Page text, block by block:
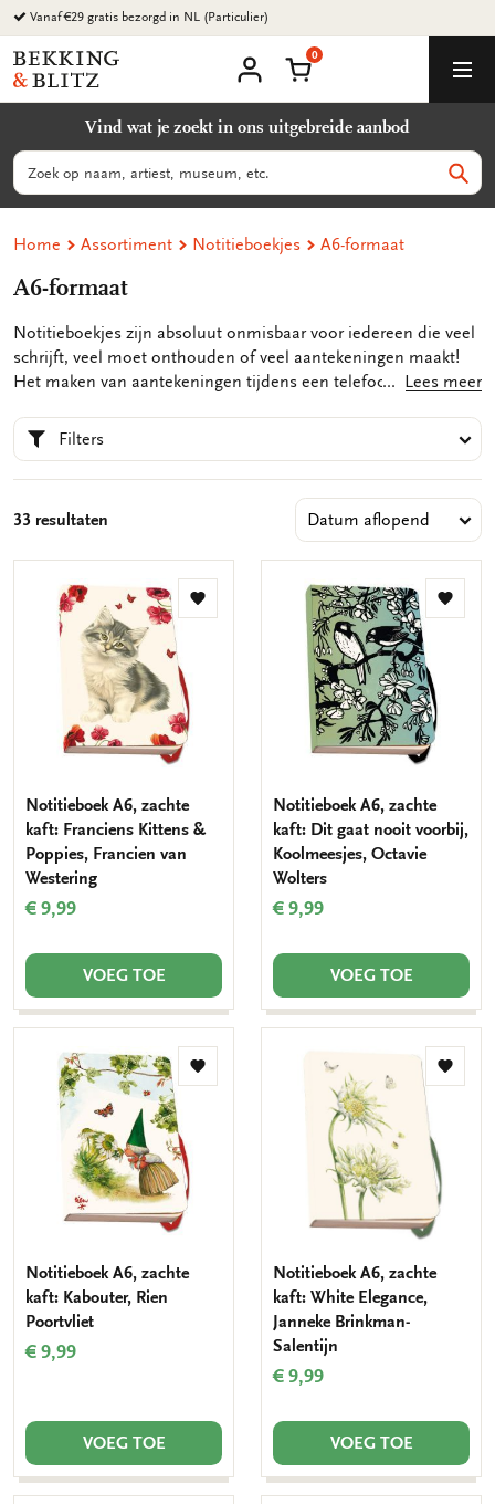
Ga
naar
content
Vanaf €29 gratis bezorgd in NL (Particulier)
Bekking
&
B.V.
account
Winkelmand
0
Vind wat je zoekt in ons uitgebreide aanbod
Zoeken
Home Assortiment Notitieboekjes A6-formaat
A6-formaat
Notitieboekjes zijn absoluut onmisbaar voor iedereen die veel
schrijft, veel moet onthouden of veel aantekeningen maakt!
Het maken van aantekeningen tijdens een telefoongesprek,
belangrijke zaken, je kan het allemaal kwijt in onze luxe
notitieboekjes in A6 formaat.
Lees meer
Filters
33 resultaten
Toevoegen
Notitieboek A6, zachte
kaft: Franciens Kittens &
Poppies, Francien van
Westering
€ 9,99
VOEG TOE
Notitieboek A6, zachte
kaft: Dit gaat nooit voorbij,
Koolmeesjes, Octavie
Wolters
€ 9,99
VOEG TOE
Toevoegen
Notitieboek A6, zachte
kaft: Kabouter, Rien
Poortvliet
€ 9,99
VOEG TOE
Notitieboek A6, zachte
kaft: White Elegance,
Janneke Brinkman-
Salentijn
€ 9,99
VOEG TOE